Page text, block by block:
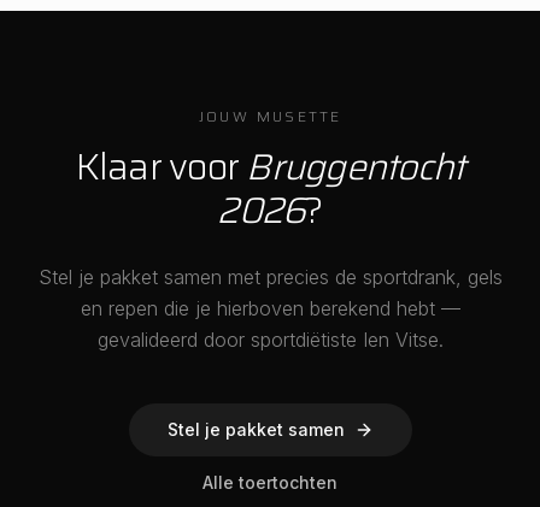
JOUW MUSETTE
Klaar voorBruggentocht
2026?
Stel je pakket samen met precies de sportdrank, gels
en repen die je hierboven berekend hebt —
gevalideerd door sportdiëtiste Ien Vitse.
Stel je pakket samen
Alle toertochten